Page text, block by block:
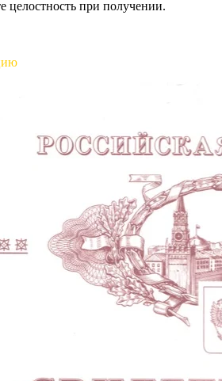
целостность при получении.